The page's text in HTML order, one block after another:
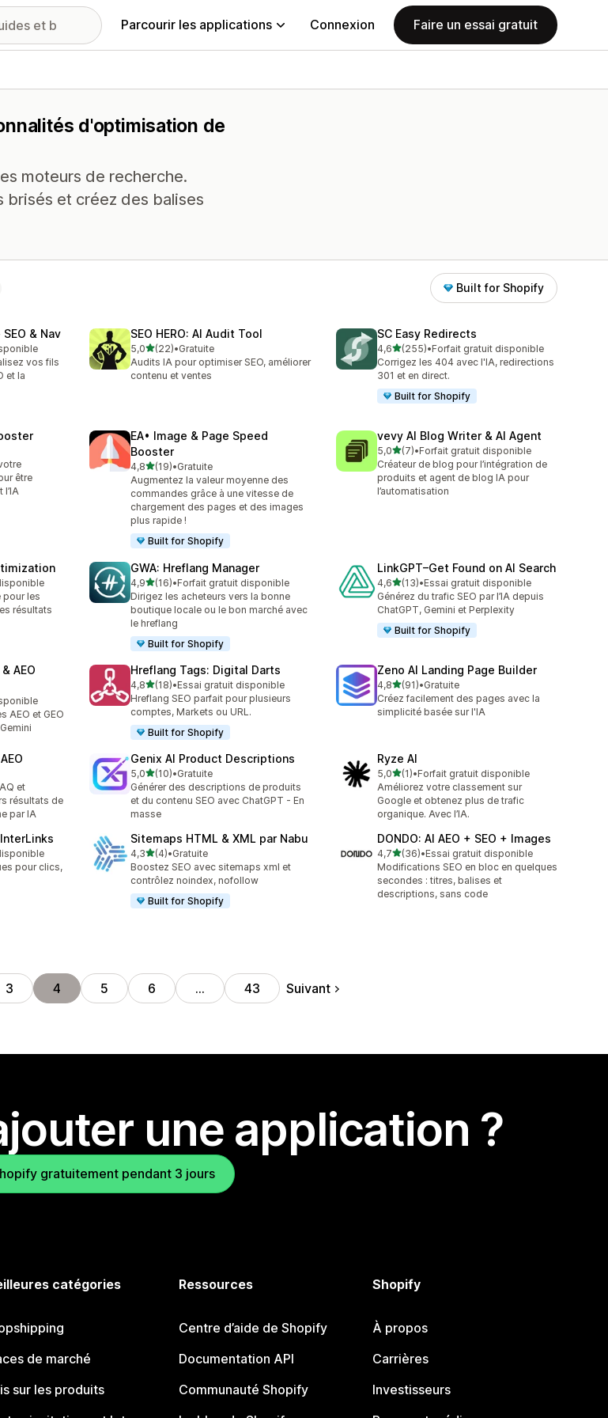
Parcourir les applications Connexion Faire un essai gratuit
d'optimisation de
moteurs de recherche.
brisés et créez des balises
Built for Shopify
& Nav
vos fils
et la
SEO HERO: AI Audit Tool
5,0étoile(s) sur 5
(22)
22 avis au total
•Gratuite
Audits IA pour optimiser SEO, améliorer
contenu et ventes
SC Easy Redirects
4,6étoile(s) sur 5
(255)
255 avis au total
•Forfait gratuit disponible
Corrigez les 404 avec l'IA, redirections
301 et en direct.
Built for Shopify
être
EA• Image & Page Speed
Booster
4,8étoile(s) sur 5
(19)
19 avis au total
•Gratuite
Augmentez la valeur moyenne des
commandes grâce à une vitesse de
chargement des pages et des images
plus rapide !
Built for Shopify
vevy AI Blog Writer & AI Agent
5,0étoile(s) sur 5
(7)
7 avis au total
•Forfait gratuit disponible
Créateur de blog pour l’intégration de
produits et agent de blog IA pour
l’automatisation
les
résultats
GWA: Hreflang Manager
4,9étoile(s) sur 5
(16)
16 avis au total
•Forfait gratuit disponible
Dirigez les acheteurs vers la bonne
boutique locale ou le bon marché avec
le hreflang
Built for Shopify
LinkGPT–Get Found on AI Search
4,6étoile(s) sur 5
(13)
13 avis au total
•Essai gratuit disponible
Générez du trafic SEO par l’IA depuis
ChatGPT, Gemini et Perplexity
Built for Shopify
AEO
AEO et GEO
Hreflang Tags: Digital Darts
4,8étoile(s) sur 5
(18)
18 avis au total
•Essai gratuit disponible
Hreflang SEO parfait pour plusieurs
comptes, Markets ou URL.
Built for Shopify
Zeno AI Landing Page Builder
4,8étoile(s) sur 5
(91)
91 avis au total
•Gratuite
Créez facilement des pages avec la
simplicité basée sur l'IA
et
résultats de
par IA
Genix AI Product Descriptions
5,0étoile(s) sur 5
(10)
10 avis au total
•Gratuite
Générer des descriptions de produits
et du contenu SEO avec ChatGPT - En
masse
Ryze AI
5,0étoile(s) sur 5
(1)
1 avis au total
•Forfait gratuit disponible
Améliorez votre classement sur
Google et obtenez plus de trafic
organique. Avec l’IA.
pour clics,
Sitemaps HTML & XML par Nabu
4,3étoile(s) sur 5
(4)
4 avis au total
•Gratuite
Boostez SEO avec sitemaps xml et
contrôlez noindex, nofollow
Built for Shopify
DONDO: AI AEO + SEO + Images
4,7étoile(s) sur 5
(36)
36 avis au total
•Essai gratuit disponible
Modifications SEO en bloc en quelques
secondes : titres, balises et
descriptions, sans code
3 4 5 6 … 43 Suivant
une application ?
gratuitement pendant 3 jours
catégories
de marché
sur les produits
Ressources
Centre d’aide de Shopify
Documentation API
Communauté Shopify
Shopify
À propos
Carrières
Investisseurs